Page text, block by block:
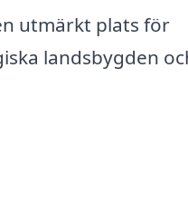
utmärkt plats för
landsbygden